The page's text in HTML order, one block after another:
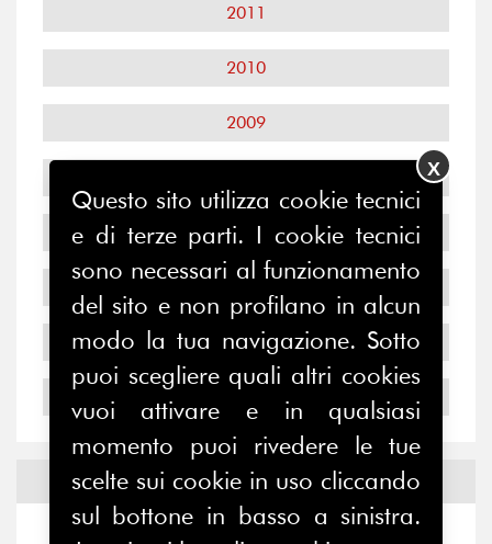
2011
2010
2009
2007
2005
2004
Notizie edEventi
Questo sito utilizza cookie tecnici
e di terze parti. I cookie tecnici
sono necessari al funzionamento
del sito e non profilano in alcun
modo la tua navigazione. Sotto
puoi scegliere quali altri cookies
vuoi attivare e in qualsiasi
momento puoi rivedere le tue
scelte sui cookie in uso cliccando
sul bottone in basso a sinistra.
X